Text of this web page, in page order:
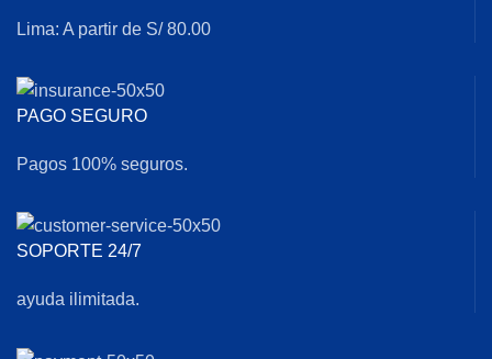
Lima: A partir de S/ 80.00
PAGO SEGURO
Pagos 100% seguros.
SOPORTE 24/7
ayuda ilimitada.